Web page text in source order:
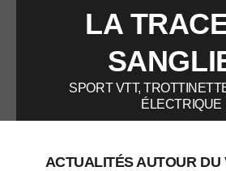
LA
SPORT VTT,
ÉLECTRIQUE
ACTUALITÉS AUTOUR DU